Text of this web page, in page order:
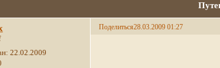
Поделиться28.03.2009 01:27
: 22.02.2009